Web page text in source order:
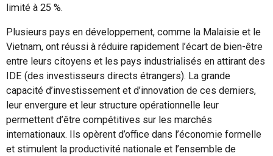
limité à 25 %.
Plusieurs pays en développement, comme la Malaisie et le
Vietnam, ont réussi à réduire rapidement l’écart de bien-être
entre leurs citoyens et les pays industrialisés en attirant des
IDE (des investisseurs directs étrangers). La grande
capacité d’investissement et d’innovation de ces derniers,
leur envergure et leur structure opérationnelle leur
permettent d’être compétitives sur les marchés
internationaux. Ils opèrent d’office dans l’économie formelle
et stimulent la productivité nationale et l’ensemble de